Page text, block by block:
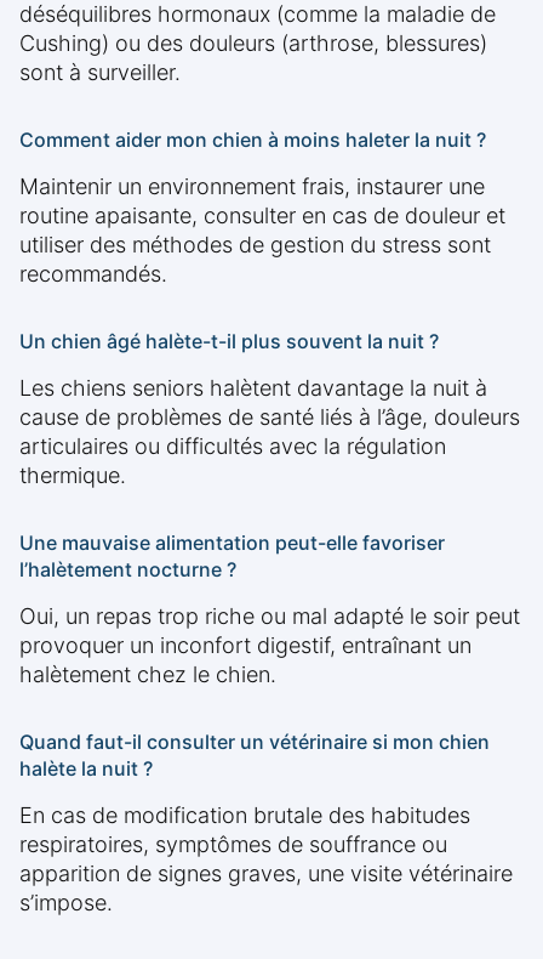
déséquilibres hormonaux (comme la maladie de
Cushing) ou des douleurs (arthrose, blessures)
sont à surveiller.
Comment aider mon chien à moins haleter la nuit ?
Maintenir un environnement frais, instaurer une
routine apaisante, consulter en cas de douleur et
utiliser des méthodes de gestion du stress sont
recommandés.
Un chien âgé halète-t-il plus souvent la nuit ?
Les chiens seniors halètent davantage la nuit à
cause de problèmes de santé liés à l’âge, douleurs
articulaires ou difficultés avec la régulation
thermique.
Une mauvaise alimentation peut-elle favoriser
l’halètement nocturne ?
Oui, un repas trop riche ou mal adapté le soir peut
provoquer un inconfort digestif, entraînant un
halètement chez le chien.
Quand faut-il consulter un vétérinaire si mon chien
halète la nuit ?
En cas de modification brutale des habitudes
respiratoires, symptômes de souffrance ou
apparition de signes graves, une visite vétérinaire
s’impose.